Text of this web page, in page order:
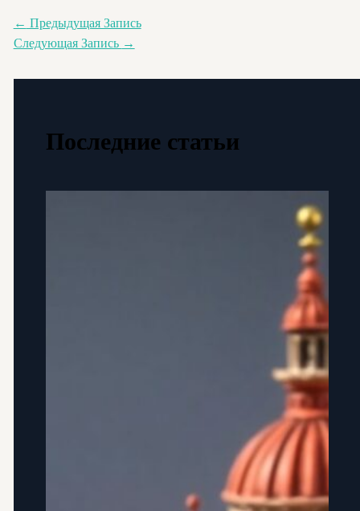
← Предыдущая Запись
Следующая Запись →
Последние статьи